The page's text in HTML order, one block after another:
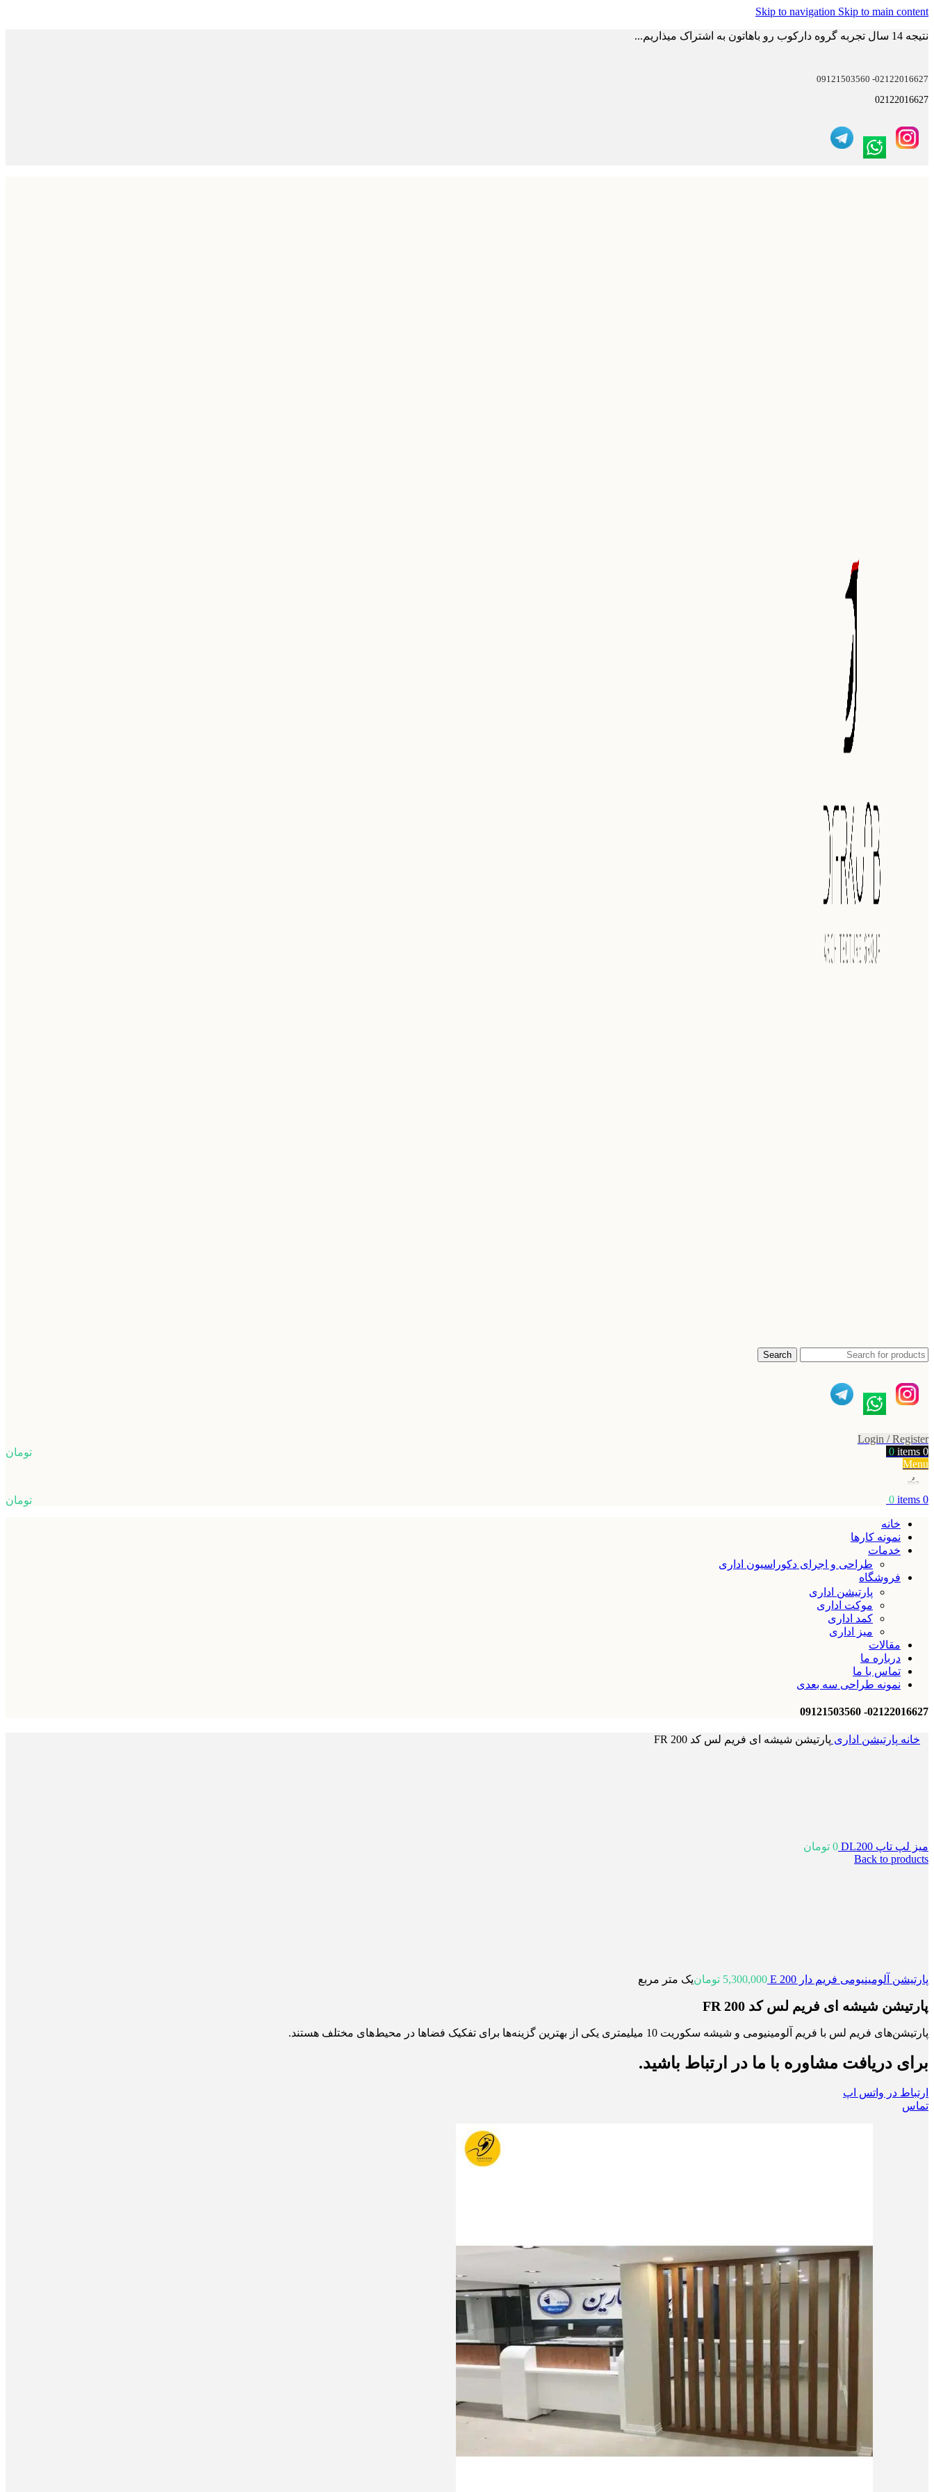
Skip to navigation Skip to main content
نتیجه 14 سال تجربه گروه دارکوب رو باهاتون به اشتراک میذاریم...
02122016627- 09121503560
02122016627
Search
Login / Register
0
items
0
تومان
Menu
0
items
0
تومان
خانه
نمونه کارها
خدمات
طراحی و اجرای دکوراسیون اداری
فروشگاه
پارتیشن اداری
موکت اداری
کمد اداری
میز اداری
مقالات
درباره ما
تماس با ما
نمونه طراحی سه بعدی
02122016627- 09121503560
خانه پارتیشن اداری پارتیشن شیشه ای فریم لس کد FR 200
میز لپ تاپ DL200 0 تومان
Back to products
پارتیشن آلومینیومی فریم دار E 200 5,300,000 تومانیک متر مربع
پارتیشن شیشه ای فریم لس کد FR 200
پارتیشن‌های فریم لس با فریم آلومینیومی و شیشه سکوریت 10 میلیمتری یکی از بهترین گزینه‌ها برای تفکیک فضاها در محیط‌های مختلف هستند.
برای دریافت مشاوره با ما در ارتباط باشید.
ارتباط در واتس اپ
تماس